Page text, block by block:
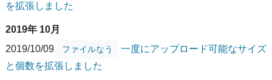
を拡張しました
2019年 10月
2019/10/09
ファイルなう
一度にアップロード可能なサイズ
と個数を拡張しました